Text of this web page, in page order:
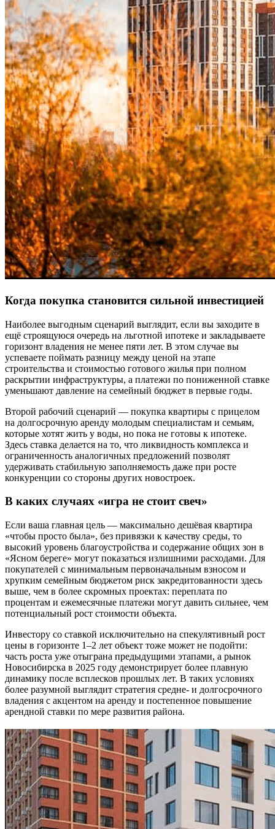
Когда покупка становится сильной инвестицией
Наиболее выгодным сценарий выглядит, если вы заходите в
ещё строящуюся очередь на льготной ипотеке и закладываете
горизонт владения не менее пяти лет. В этом случае вы
успеваете поймать разницу между ценой на этапе
строительства и стоимостью готового жилья при полном
раскрытии инфраструктуры, а платежи по пониженной ставке
уменьшают давление на семейный бюджет в первые годы.
Второй рабочий сценарий — покупка квартиры с прицелом
на долгосрочную аренду молодым специалистам и семьям,
которые хотят жить у воды, но пока не готовы к ипотеке.
Здесь ставка делается на то, что ликвидность комплекса и
ограниченность аналогичных предложений позволят
удерживать стабильную заполняемость даже при росте
конкуренции со стороны других новостроек.
В каких случаях «игра не стоит свеч»
Если ваша главная цель — максимально дешёвая квартира
«чтобы просто была», без привязки к качеству среды, то
высокий уровень благоустройства и содержание общих зон в
«Ясном береге» могут показаться излишними расходами. Для
покупателей с минимальным первоначальным взносом и
хрупким семейным бюджетом риск закредитованности здесь
выше, чем в более скромных проектах: переплата по
процентам и ежемесячные платежи могут давить сильнее, чем
потенциальный рост стоимости объекта.
Инвестору со ставкой исключительно на спекулятивный рост
цены в горизонте 1–2 лет объект тоже может не подойти:
часть роста уже отыграна предыдущими этапами, а рынок
Новосибирска в 2025 году демонстрирует более плавную
динамику после всплесков прошлых лет. В таких условиях
более разумной выглядит стратегия средне- и долгосрочного
владения с акцентом на аренду и постепенное повышение
арендной ставки по мере развития района.